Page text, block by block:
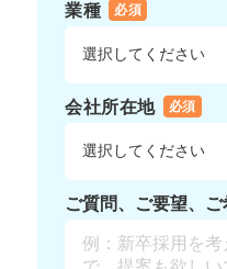
業種 必須
会社所在地 必須
ご質問、ご要望、